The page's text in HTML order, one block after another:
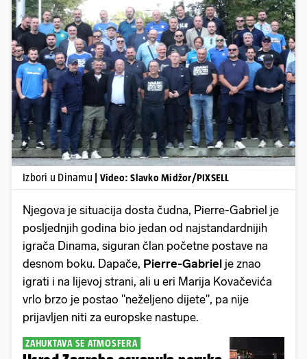
Pokretanje videa...
Izbori u Dinamu | Video: Slavko Midžor/PIXSELL
Njegova je situacija dosta čudna, Pierre-Gabriel je
posljednjih godina bio jedan od najstandardnijih
igrača Dinama, siguran član početne postave na
desnom boku. Dapače, Pierre-Gabriel je znao
igrati i na lijevoj strani, ali u eri Marija Kovačevića
vrlo brzo je postao "neželjeno dijete", pa nije
prijavljen niti za europske nastupe.
ZAHUKTAVA SE ATMOSFERA